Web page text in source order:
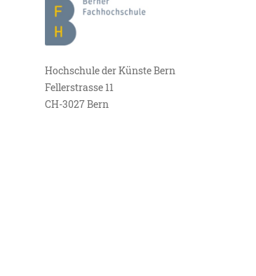
Hochschule der Künste Bern
Fellerstrasse 11
CH-3027 Bern